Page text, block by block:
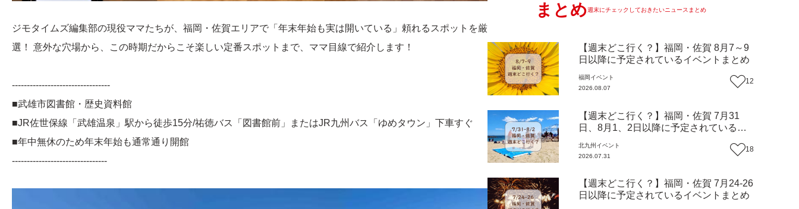
ジモタイムズ編集部の現役ママたちが、福岡・佐賀エリアで「年末年始も実は開いている」頼れるスポットを厳
選！ 意外な穴場から、この時期だからこそ楽しい定番スポットまで、ママ目線で紹介します！
---------------------------------
■武雄市図書館・歴史資料館
■JR佐世保線「武雄温泉」駅から徒歩15分/祐徳バス「図書館前」またはJR九州バス「ゆめタウン」下車すぐ
■年中無休のため年末年始も通常通り開館
--------------------------------
まとめ週末にチェックしておきたいニュースまとめ
【週末どこ行く？】福岡・佐賀 8月7～9
日以降に予定されているイベントまとめ
福岡 イベント
2026.08.07
12
【週末どこ行く？】福岡・佐賀 7月31
日、8月1、2日以降に予定されているイ
北九州 イベント
2026.07.31
18
【週末どこ行く？】福岡・佐賀 7月24-26
日以降に予定されているイベントまとめ